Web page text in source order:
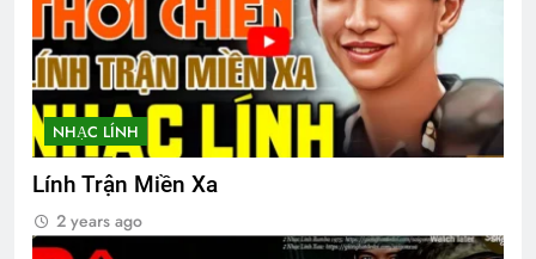
NHẠC LÍNH
Lính Trận Miền Xa
2 years ago